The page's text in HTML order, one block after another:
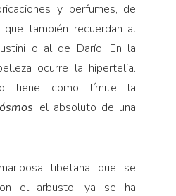
y perfumes, de
también recuerdan al
o al de Darío. En la
ocurre la hipertelia.
tiene como límite la
, el absoluto de una
tibetana que se
el arbusto, ya se ha